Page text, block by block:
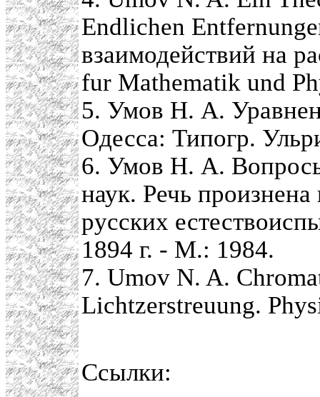
Endlichen
взаимодействий на
fur Mathematik und
5. Умов Н. А.
Одесса: Типогр.
6. Умов Н. А.
наук. Речь
русских
1894 г. - М.: 1984.
7. Umov N. A.
Lichtzerstreuung.
Ссылки: